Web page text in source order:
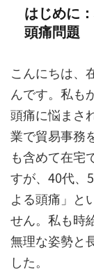
はじめに
頭痛問題
こんにちは、
んです。私も
頭痛に悩まさ
業で貿易事務
も含めて在宅
すが、40代、
よる頭痛」と
せん。私も時
無理な姿勢と
した。